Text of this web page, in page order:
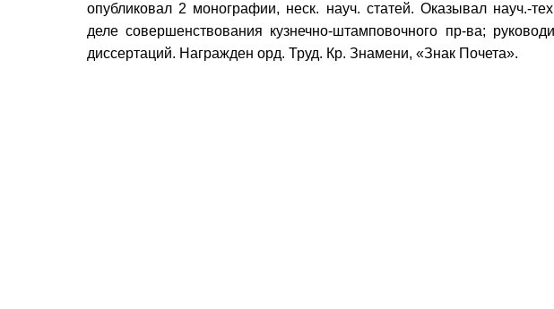
опубликовал 2 монографии, неск. науч. статей. Оказывал науч.-
деле совершенствования кузнечно-штамповочного пр-ва;
диссертаций. Награжден орд. Труд. Кр. Знамени, «Знак Почета».